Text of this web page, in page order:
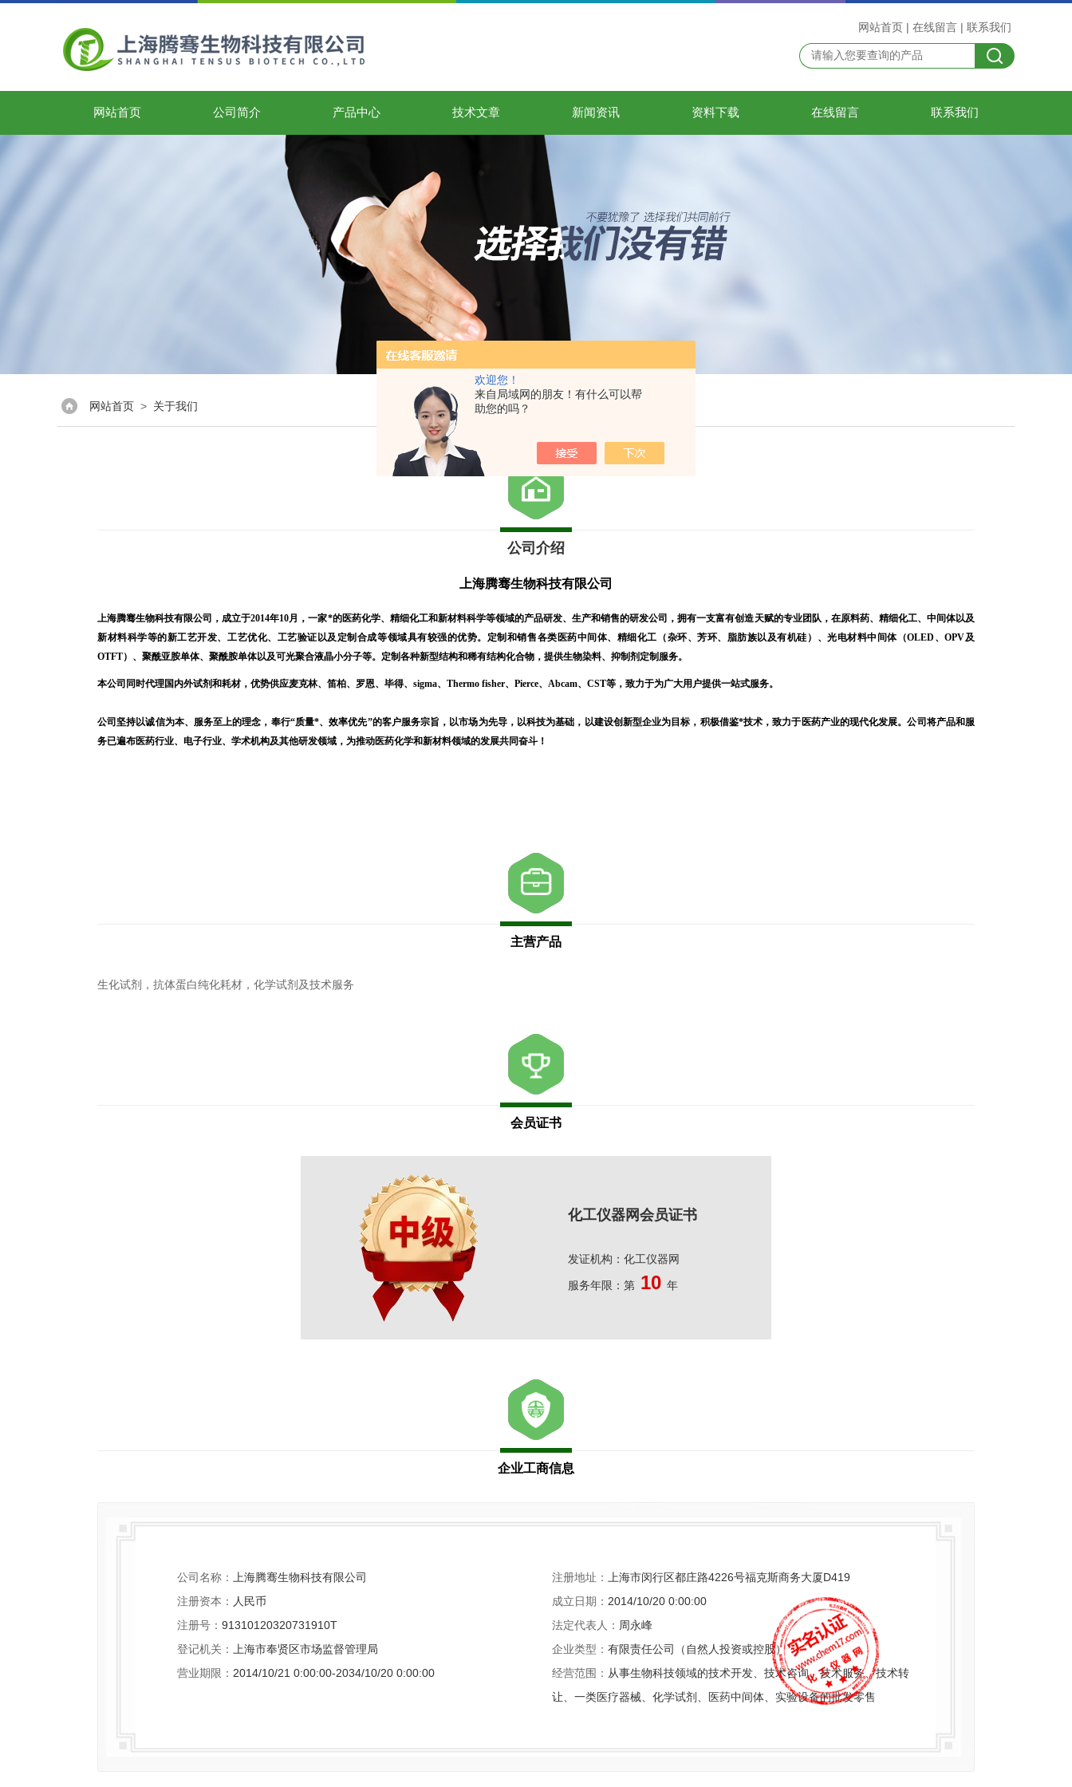
欢迎您！
来自局域网的朋友！有什么可以帮
助您的吗？
网站首页 | 在线留言 | 联系我们
网站首页 公司简介 产品中心 技术文章 新闻资讯 资料下载 在线留言 联系我们
网站首页 > 关于我们
公司介绍
上海腾骞生物科技有限公司
上海腾骞生物科技有限公司，成立于2014年10月，一家*的医药化学、精细化工和新材料科学等领域的产品研发、生产和销售的研发公司，拥有一支富有创造天赋的专业团队，在原料药、精细化工、中间体以及
新材料科学等的新工艺开发、工艺优化、工艺验证以及定制合成等领域具有较强的优势。定制和销售各类医药中间体、精细化工（杂环、芳环、脂肪族以及有机硅）、光电材料中间体（OLED、OPV及
OTFT）、聚酰亚胺单体、聚酰胺单体以及可光聚合液晶小分子等。定制各种新型结构和稀有结构化合物，提供生物染料、抑制剂定制服务。
本公司同时代理国内外试剂和耗材，优势供应麦克林、笛柏、罗恩、毕得、sigma、Thermo fisher、Pierce、Abcam、CST等，致力于为广大用户提供一站式服务。
公司坚持以诚信为本、服务至上的理念，奉行“质量*、效率优先”的客户服务宗旨，以市场为先导，以科技为基础，以建设创新型企业为目标，积极借鉴*技术，致力于医药产业的现代化发展。公司将产品和服
务已遍布医药行业、电子行业、学术机构及其他研发领域，为推动医药化学和新材料领域的发展共同奋斗！
主营产品
生化试剂，抗体蛋白纯化耗材，化学试剂及技术服务
会员证书
化工仪器网会员证书
发证机构：化工仪器网
服务年限：第 10 年
企业工商信息
公司名称： 上海腾骞生物科技有限公司 注册地址：
上海市闵行区都庄路4226号福克斯商务大厦D419
注册资本： 人民币 成立日期： 2014/10/20 0:00:00
注册号： 91310120320731910T 法定代表人： 周永峰
登记机关：
上海市奉贤区市场监督管理局 企业类型： 有限责任公司（自然人投资或控股）
营业期限： 2014/10/21 0:00:00-2034/10/20 0:00:00 经营范围： 从事生物科技领域的技术开发、技术咨询、技术服务、技术转
让、一类医疗器械、化学试剂、医药中间体、实验设备的批发零售